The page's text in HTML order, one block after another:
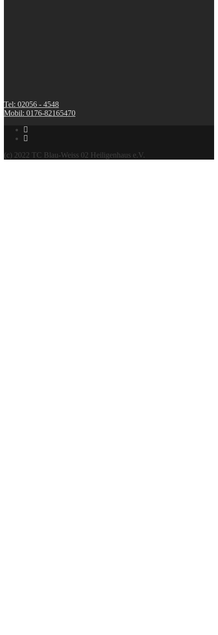
Tel: 02056 - 4548
Mobil: 0176-82165470
(c) 2022 TC Blau-Weiss 02 Heiligenhaus e.V.